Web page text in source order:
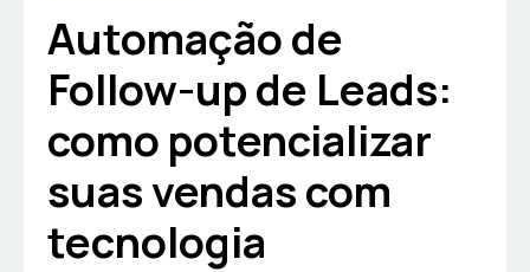
Automação de
Follow-up de Leads:
como potencializar
suas vendas com
tecnologia